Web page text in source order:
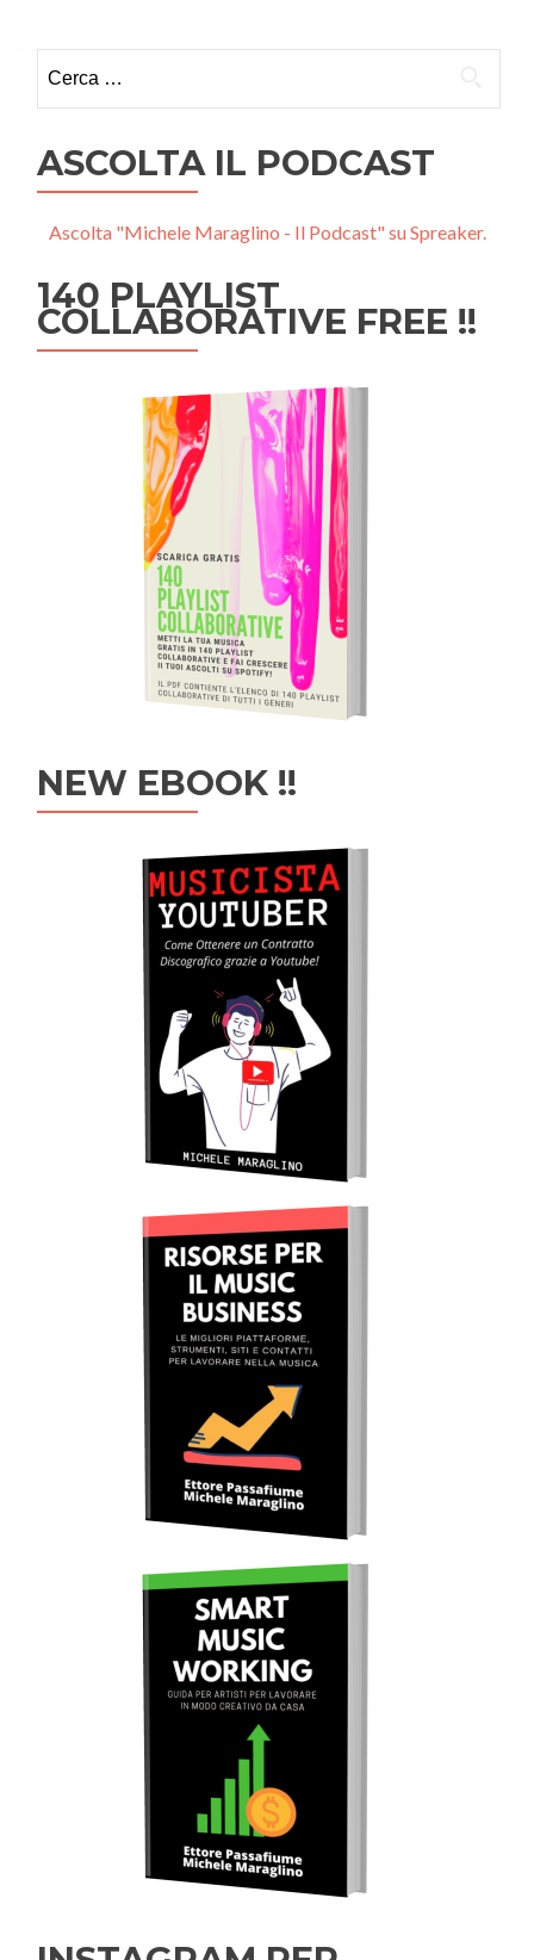
per:
ASCOLTA IL PODCAST
Ascolta "Michele Maraglino - Il Podcast" su Spreaker.
140 PLAYLIST
COLLABORATIVE FREE !!
NEW EBOOK !!